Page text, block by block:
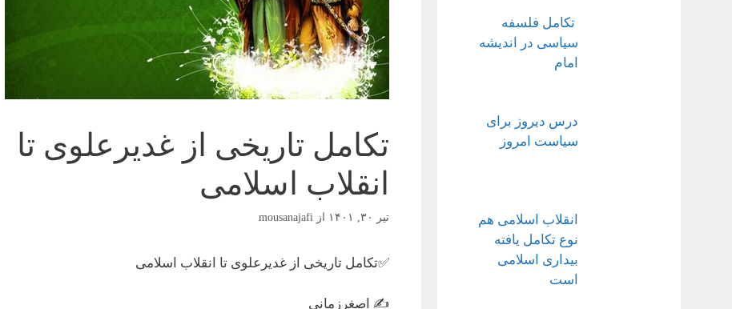
تکامل تاریخی از غدیرعلوی تا
انقلاب اسلامی
تیر ۳۰, ۱۴۰۱ ازmousanajafi
✅تکامل تاریخی از غدیرعلوی تا انقلاب اسلامی
✍ اصغرزمانی
تکامل فلسفه
سیاسی در اندیشه
امام
درس دیروز برای
سیاست امروز
انقلاب اسلامی هم
نوع تکامل یافته
بیداری اسلامی
است